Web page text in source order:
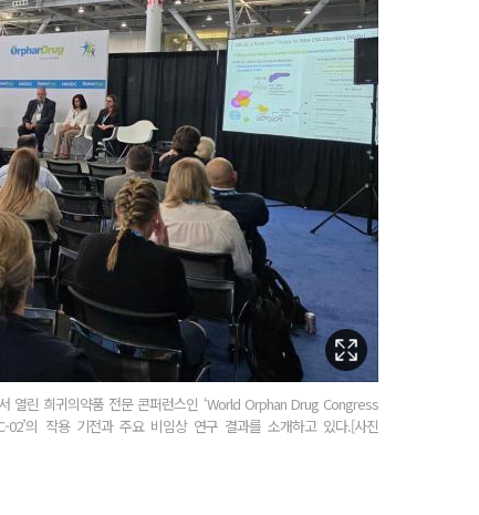
열린 희귀의약품 전문 콘퍼런스인 ‘World Orphan Drug Congress
02’의 작용 기전과 주요 비임상 연구 결과를 소개하고 있다.[사진